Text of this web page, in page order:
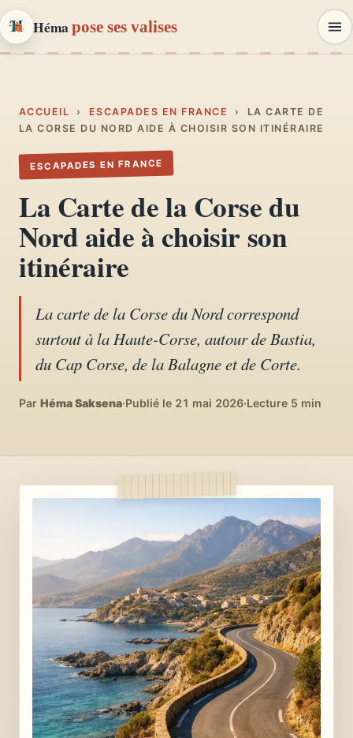
Hémapose ses valises
01 Carnets de voyage
Récits, road-trips, itinéraires
02 Escapades en France
Provence, Paris, Marseille…
Looks, dressing, inspirations
04 Lifestyle & déco
DIY, intérieurs, bonheur
À propos
Qui est Héma ?
ACCUEIL › ESCAPADES EN FRANCE › LA CARTE DE
LA CORSE DU NORD AIDE À CHOISIR SON ITINÉRAIRE
ESCAPADES EN FRANCE
La Carte de la Corse du
Nord aide à choisir son
itinéraire
La carte de la Corse du Nord correspond
surtout à la Haute-Corse, autour de Bastia,
du Cap Corse, de la Balagne et de Corte.
Par Héma Saksena·Publié le 21 mai 2026·Lecture 5 min